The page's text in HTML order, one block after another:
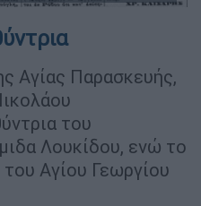
Αγίας Παρασκευής,
του
Λουκίδου, ενώ το
Αγίου Γεωργίου